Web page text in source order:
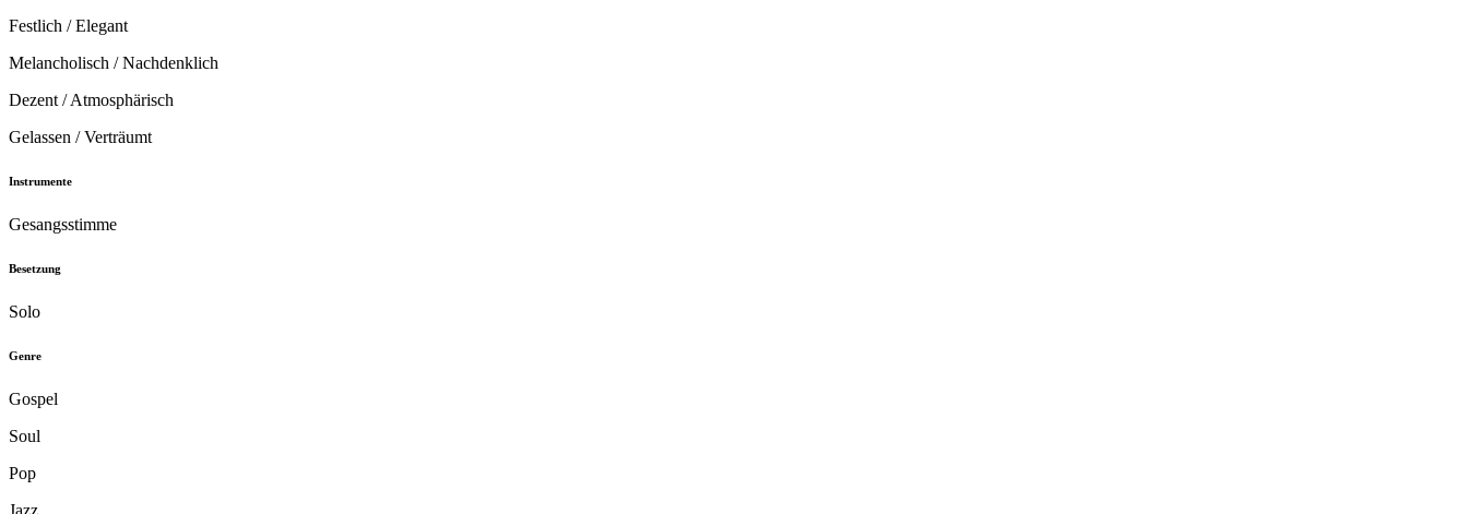
Festlich / Elegant
Melancholisch / Nachdenklich
Dezent / Atmosphärisch
Gelassen / Verträumt
Instrumente
Gesangsstimme
Besetzung
Solo
Genre
Gospel
Soul
Pop